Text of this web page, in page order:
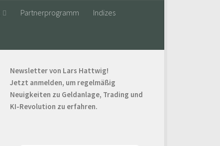
Partnerprogramm Indizes
Newsletter von Lars Hattwig!
Jetzt anmelden, um regelmäßig
Neuigkeiten zu Geldanlage, Trading und
KI-Revolution zu erfahren.